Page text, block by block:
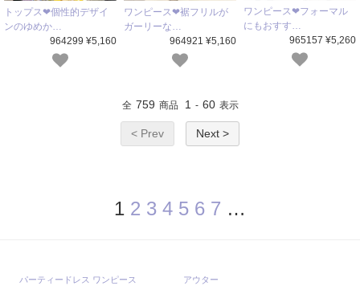
トップス❤個性的デザイ
ンのゆめか…
964299 ¥5,160
ワンピース❤裾フリルが
ガーリーな…
964921 ¥5,160
ワンピース❤フォーマル
にもおすす…
965157 ¥5,260
全 759 商品 1 - 60 表示
< Prev Next >
1 2 3 4 5 6 7 …
パーティードレス ワンピース アウター